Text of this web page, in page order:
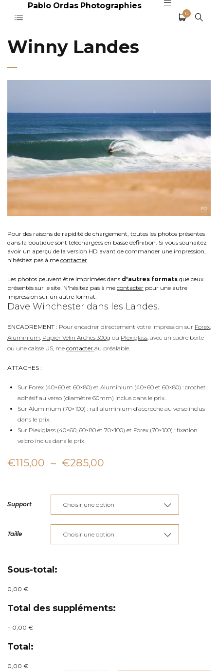
Pablo Ordas Photographies
0
Winny Landes
Pour des raisons de rapidité de chargement, toutes les photos présentes
dans la boutique sont téléchargées en basse définition. Si vous souhaitez
avoir un aperçu de la version HD avant de commander une impression,
n'hésitez pas à me contacter
Les photos peuvent être imprimées dans d'autres formats que ceux
présentés sur le site. N'hésitez pas à me contacter pour une autre
impression sur un autre format.
Dave Winchester dans les Landes.
ENCADREMENT : Pour encadrer directement votre impression sur Forex
Aluminium Papier Velin Arches 300g ou Plexiglass , avec un cadre boite
ou une caisse US, me contacter au préalable.
ATTACHES :
Sur Forex (40×60 et 60×80) et Aluminium (40×60 et 60×80) : crochet
adhésif au verso (diamètre 60mm) inclus dans le prix.
Sur Aluminium (70×100) : rail aluminium d’accroche au verso inclus
dans le prix.
Sur Plexiglass (40×60, 60×80 et 70×100) et Forex (70×100) : fixation
velcro inclus dans le prix.
€115,00 – €285,00
prix :
€115,00
à
€285,00
Support
Taille
Sous-total:
0,00 €
Total des suppléments:
+ 0,00 €
Total:
0,00 €